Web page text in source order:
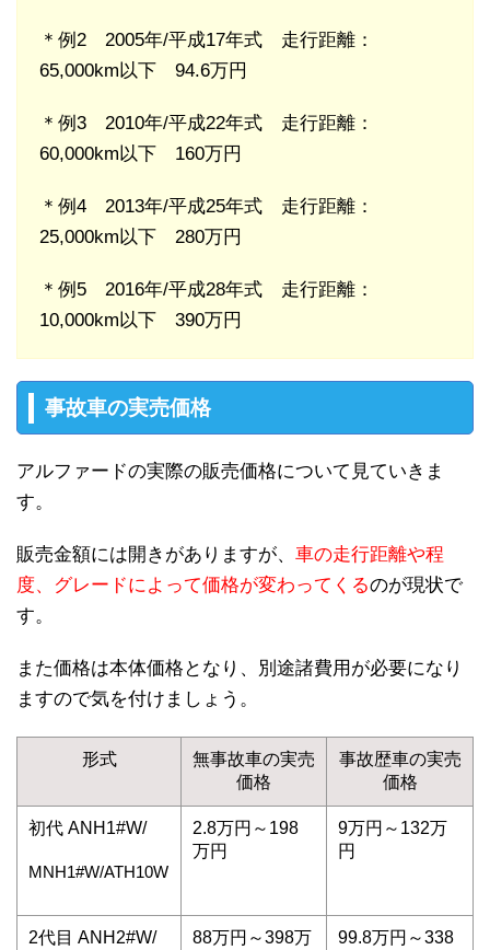
＊例2 2005年/平成17年式 走行距離：
65,000km以下 94.6万円
＊例3 2010年/平成22年式 走行距離：
60,000km以下 160万円
＊例4 2013年/平成25年式 走行距離：
25,000km以下 280万円
＊例5 2016年/平成28年式 走行距離：
10,000km以下 390万円
事故車の実売価格
アルファードの実際の販売価格について見ていきま
す。
販売金額には開きがありますが、 車の走行距離や程
度、グレードによって価格が変わってくるのが現状で
す。
また価格は本体価格となり、別途諸費用が必要になり
ますので気を付けましょう。
形式
無事故車の実売
価格
事故歴車の実売
価格
初代 ANH1#W/
MNH1#W/ATH10W
2.8万円～198
万円
9万円～132万
円
2代目 ANH2#W/
88万円～398万
99.8万円～338